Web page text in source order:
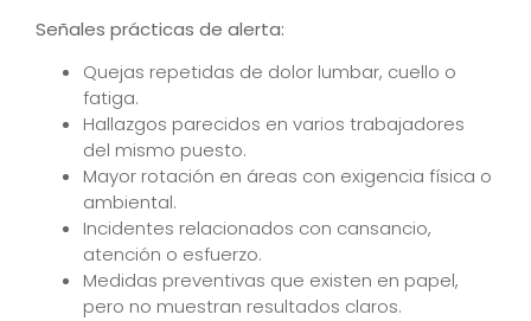
Señales prácticas de alerta:
Quejas repetidas de dolor lumbar, cuello o
fatiga.
Hallazgos parecidos en varios trabajadores
del mismo puesto.
Mayor rotación en áreas con exigencia física o
ambiental.
Incidentes relacionados con cansancio,
atención o esfuerzo.
Medidas preventivas que existen en papel,
pero no muestran resultados claros.